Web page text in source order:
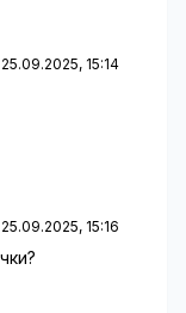
25.09.2025, 15:14
25.09.2025, 15:16